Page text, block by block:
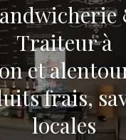
Traiteur à
et
frais,
locales